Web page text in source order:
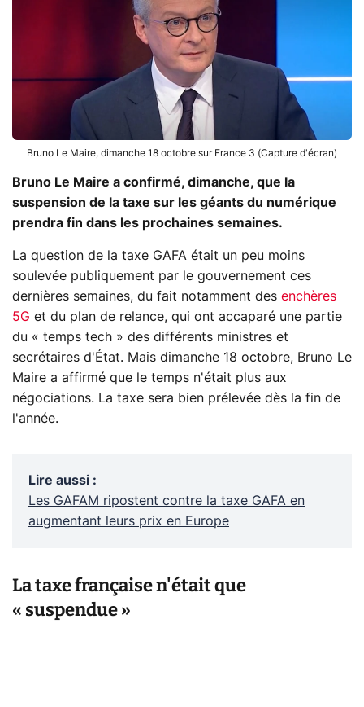
Bruno Le Maire, dimanche 18 octobre sur France 3 (Capture d'écran)
Bruno Le Maire a confirmé, dimanche, que la
suspension de la taxe sur les géants du numérique
prendra fin dans les prochaines semaines.
La question de la taxe GAFA était un peu moins
soulevée publiquement par le gouvernement ces
dernières semaines, du fait notamment des enchères
5G et du plan de relance, qui ont accaparé une partie
du « temps tech » des différents ministres et
secrétaires d'État. Mais dimanche 18 octobre, Bruno Le
Maire a affirmé que le temps n'était plus aux
négociations. La taxe sera bien prélevée dès la fin de
l'année.
Lire aussi :
Les GAFAM ripostent contre la taxe GAFA en
augmentant leurs prix en Europe
La taxe française n'était que
« suspendue »